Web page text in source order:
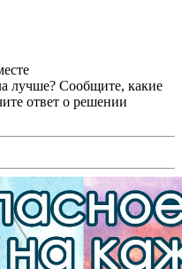
лучше? Сообщите, какие
ответ о решении